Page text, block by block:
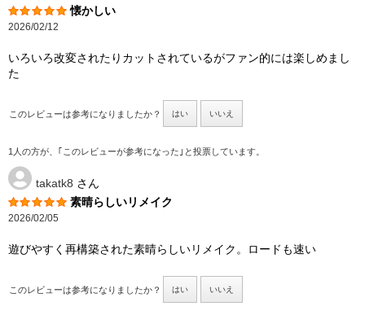
懐かしい
2026/02/12
いろいろ改変されたりカットされているがファン的には楽しめまし
た
このレビューは参考になりましたか？ はい いいえ
1人の方が、｢このレビューが参考になった｣と投票しています。
takatk8 さん
素晴らしいリメイク
2026/02/05
遊びやすく再構築された素晴らしいリメイク。ロードも速い
このレビューは参考になりましたか？ はい いいえ